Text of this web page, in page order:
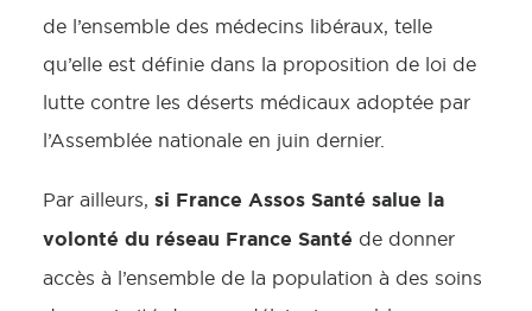
de l’ensemble des médecins libéraux, telle
qu’elle est définie dans la proposition de loi de
lutte contre les déserts médicaux adoptée par
l’Assemblée nationale en juin dernier.
Par ailleurs, si France Assos Santé salue la
volonté du réseau France Santé de donner
accès à l’ensemble de la population à des soins